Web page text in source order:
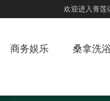
欢迎进入青莲
商务娱乐 桑拿洗